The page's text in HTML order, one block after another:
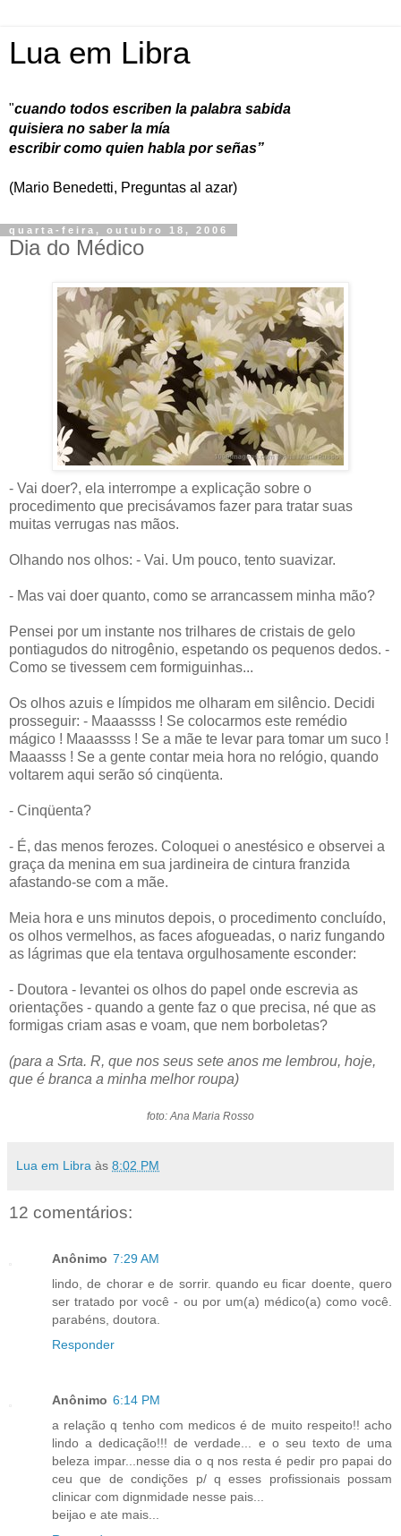
Lua em Libra
"cuando todos escriben la palabra sabida
quisiera no saber la mía
escribir como quien habla por señas”
(Mario Benedetti, Preguntas al azar)
quarta-feira, outubro 18, 2006
Dia do Médico
- Vai doer?, ela interrompe a explicação sobre o
procedimento que precisávamos fazer para tratar suas
muitas verrugas nas mãos.
Olhando nos olhos: - Vai. Um pouco, tento suavizar.
- Mas vai doer quanto, como se arrancassem minha mão?
Pensei por um instante nos trilhares de cristais de gelo
pontiagudos do nitrogênio, espetando os pequenos dedos. -
Como se tivessem cem formiguinhas...
Os olhos azuis e límpidos me olharam em silêncio. Decidi
prosseguir: - Maaassss ! Se colocarmos este remédio
mágico ! Maaassss ! Se a mãe te levar para tomar um suco !
Maaasss ! Se a gente contar meia hora no relógio, quando
voltarem aqui serão só cinqüenta.
- Cinqüenta?
- É, das menos ferozes. Coloquei o anestésico e observei a
graça da menina em sua jardineira de cintura franzida
afastando-se com a mãe.
Meia hora e uns minutos depois, o procedimento concluído,
os olhos vermelhos, as faces afogueadas, o nariz fungando
as lágrimas que ela tentava orgulhosamente esconder:
- Doutora - levantei os olhos do papel onde escrevia as
orientações - quando a gente faz o que precisa, né que as
formigas criam asas e voam, que nem borboletas?
(para a Srta. R, que nos seus sete anos me lembrou, hoje,
que é branca a minha melhor roupa)
foto: Ana Maria Rosso
Lua em Libra às 8:02 PM
12 comentários:
Anônimo 7:29 AM
lindo, de chorar e de sorrir. quando eu ficar doente, quero
ser tratado por você - ou por um(a) médico(a) como você.
parabéns, doutora.
Responder
Anônimo 6:14 PM
a relação q tenho com medicos é de muito respeito!! acho
lindo a dedicação!!! de verdade... e o seu texto de uma
beleza impar...nesse dia o q nos resta é pedir pro papai do
ceu que de condições p/ q esses profissionais possam
clinicar com dignmidade nesse pais...
beijao e ate mais...